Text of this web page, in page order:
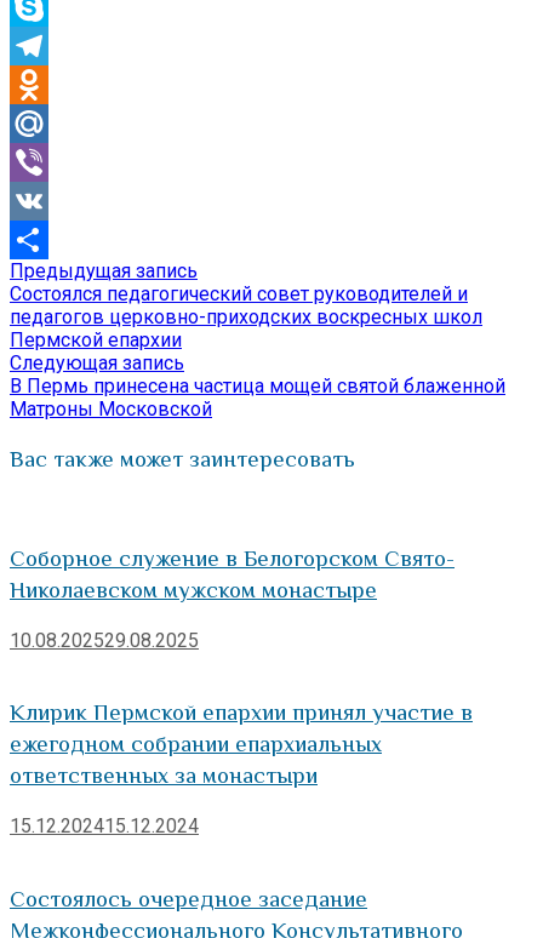
WhatsApp
Skype
Telegram
Odnoklassniki
Mail.Ru
Viber
VK
Отправить
Навигация
по
записям
Предыдущая запись
запись:
Состоялся педагогический совет руководителей и
педагогов церковно-приходских воскресных школ
Пермской епархии
Следующая запись
запись:
В Пермь принесена частица мощей святой блаженной
Матроны Московской
Вас также может заинтересовать
Соборное служение в Белогорском Свято-
Николаевском мужском монастыре
10.08.202529.08.2025
Клирик Пермской епархии принял участие в
ежегодном собрании епархиальных
ответственных за монастыри
15.12.202415.12.2024
Состоялось очередное заседание
Межконфессионального Консультативного